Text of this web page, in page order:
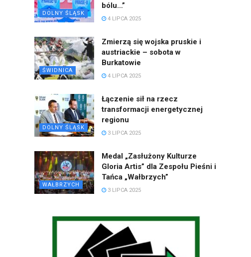
DOLNY ŚLĄSK
bólu…”
4 LIPCA 2025
ŚWIDNICA
Zmierzą się wojska pruskie i
austriackie – sobota w
Burkatowie
4 LIPCA 2025
DOLNY ŚLĄSK
Łączenie sił na rzecz
transformacji energetycznej
regionu
3 LIPCA 2025
WAŁBRZYCH
Medal „Zasłużony Kulturze
Gloria Artis” dla Zespołu Pieśni i
Tańca „Wałbrzych”
3 LIPCA 2025